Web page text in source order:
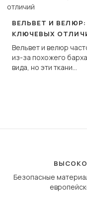
ВЕЛЬВЕТ И ВЕЛЮР:
КЛЮЧЕВЫХ
Вельвет и велюр
из-за похожего
вида, но эти ткани
Безопасные